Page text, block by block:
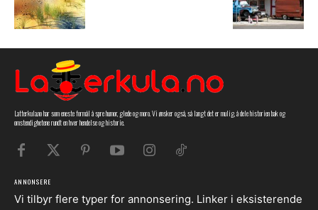
Latterkula.no har som eneste formål å spre humor, glede og moro. Vi ønsker også, så langt det er mulig, å dele historien bak og
omstendighetene rundt en hver hendelse og historie.
ANNONSERE
Vi tilbyr flere typer for annonsering. Linker i eksisterende